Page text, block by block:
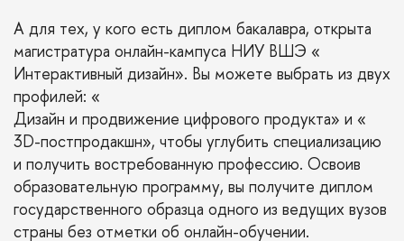
А для тех, у кого есть диплом бакалавра, открыта
магистратура онлайн-кампуса НИУ ВШЭ «
Интерактивный дизайн». Вы можете выбрать из двух
профилей: «
Дизайн и продвижение цифрового продукта» и «
3D-постпродакшн», чтобы углубить специализацию
и получить востребованную профессию. Освоив
образовательную программу, вы получите диплом
государственного образца одного из ведущих вузов
страны без отметки об онлайн-обучении.